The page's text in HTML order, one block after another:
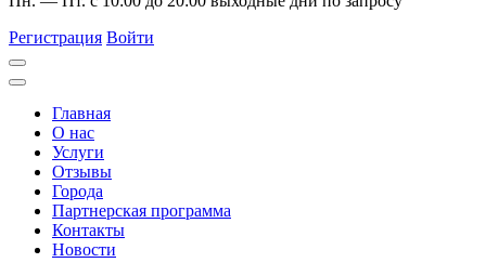
Регистрация Войти
Главная
О нас
Услуги
Отзывы
Города
Партнерская программа
Контакты
Новости